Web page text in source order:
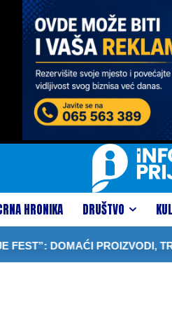
HRONIKA DRUŠTVO
DOMAĆI PROIZVODI,